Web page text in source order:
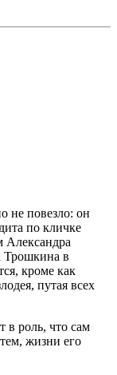
не повезло: он
по кличке
Трошкина в
кроме как
путая всех
в роль, что сам
жизни его